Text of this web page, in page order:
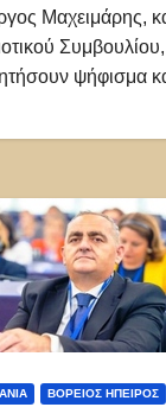
Μαχειμάρης,
ψήφισμα
ΒΌΡΕΙΟΣ ΉΠΕΙΡΟΣ